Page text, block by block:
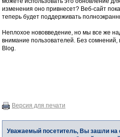
изменения оно привнесет? Веб-сайт
теперь будет поддерживать
Неплохое нововведение, но мы все же
внимание пользователей. Без
Blog.
Версия для печати
Уважаемый посетитель, Вы зашли на